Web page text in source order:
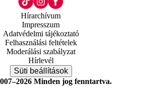
Hírarchívum
Impresszum
Adatvédelmi tájékoztató
Felhasználási feltételek
Moderálási szabályzat
Hírlevél
Süti beállítások
Minden jog fenntartva.